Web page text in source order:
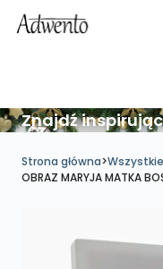
Znajdź
Strona główna>
OBRAZ MARYJA MATKA